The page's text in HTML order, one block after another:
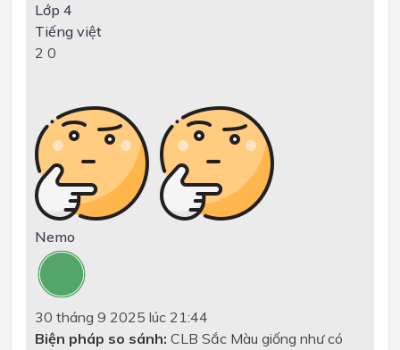
Lớp 4
Tiếng việt
2 0
Nemo
30 tháng 9 2025 lúc 21:44
Biện pháp so sánh: CLB Sắc Màu giống như có